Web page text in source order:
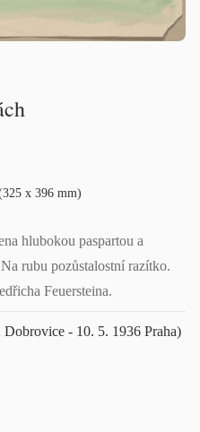
x 396 mm)
hlubokou paspartou a
rubu pozůstalostní razítko.
Feuersteina.
Dobrovice - 10. 5. 1936 Praha)